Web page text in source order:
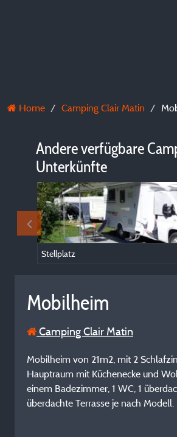
Home Camping Clair Matin
Andere verfügbare
Unterkünfte
Stellplatz
Mobilheim
Camping Clair Matin
Mobilheim von 21m2, mit 2
Hauptraum mit Küchenecke und
einem Badezimmer, 1 WC, 1
überdachte Terrasse je nach Modell.